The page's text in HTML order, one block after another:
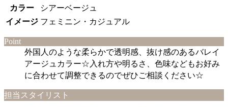
カラー
シアーベージュ
イメージ フェミニン・カジュアル
Point
外国人のような柔らかで透明感、抜け感のあるバレイ
アージュカラー☆入れ方や明るさ、色味などもお好み
に合わせて調整できるのでぜひご相談ください☆
担当スタイリスト